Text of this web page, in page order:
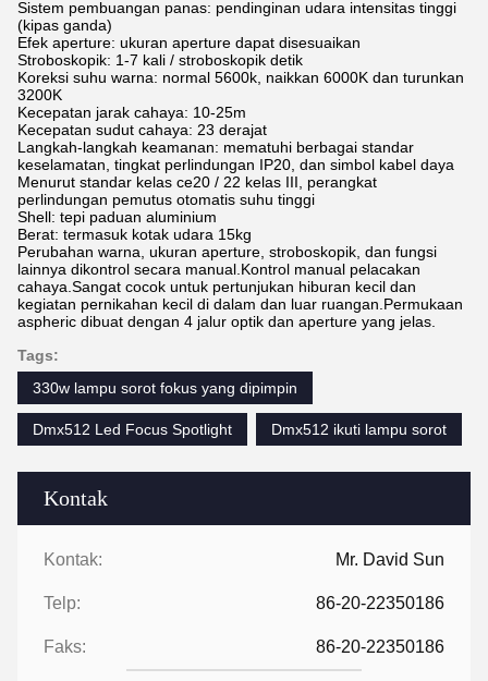
Kontak
Kontak: Mr. David Sun
Telp: 86-20-22350186
Faks: 86-20-22350186
Sistem pembuangan panas: pendinginan udara intensitas tinggi
(kipas ganda)
Efek aperture: ukuran aperture dapat disesuaikan
Stroboskopik: 1-7 kali / stroboskopik detik
Koreksi suhu warna: normal 5600k, naikkan 6000K dan turunkan
3200K
Kecepatan jarak cahaya: 10-25m
Kecepatan sudut cahaya: 23 derajat
Langkah-langkah keamanan: mematuhi berbagai standar
keselamatan, tingkat perlindungan IP20, dan simbol kabel daya
Menurut standar kelas ce20 / 22 kelas III, perangkat
perlindungan pemutus otomatis suhu tinggi
Shell: tepi paduan aluminium
Berat: termasuk kotak udara 15kg
Perubahan warna, ukuran aperture, stroboskopik, dan fungsi
lainnya dikontrol secara manual.Kontrol manual pelacakan
cahaya.Sangat cocok untuk pertunjukan hiburan kecil dan
kegiatan pernikahan kecil di dalam dan luar ruangan.Permukaan
aspheric dibuat dengan 4 jalur optik dan aperture yang jelas.
Tags:
330w lampu sorot fokus yang dipimpin
Dmx512 Led Focus Spotlight Dmx512 ikuti lampu sorot